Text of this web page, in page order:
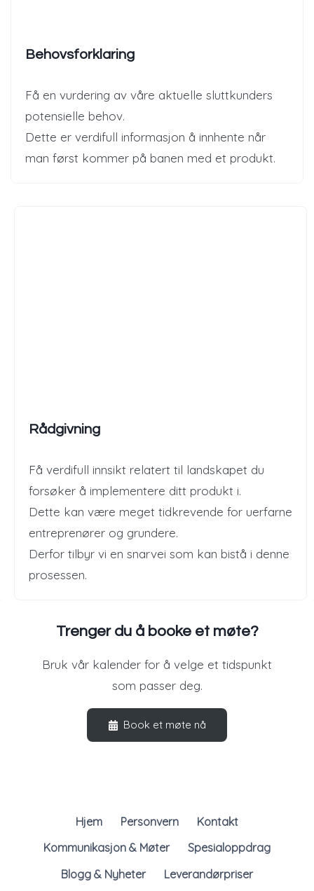
Behovsforklaring
Få en vurdering av våre aktuelle sluttkunders
potensielle behov.
Dette er verdifull informasjon å innhente når
man først kommer på banen med et produkt.
Rådgivning
Få verdifull innsikt relatert til landskapet du
forsøker å implementere ditt produkt i.
Dette kan være meget tidkrevende for uerfarne
entreprenører og grundere.
Derfor tilbyr vi en snarvei som kan bistå i denne
prosessen.
Trenger du å booke et møte?
Bruk vår kalender for å velge et tidspunkt
som passer deg.
Book et møte nå
Hjem Personvern
Kontakt
Kommunikasjon & Møter
Spesialoppdrag
Blogg & Nyheter
Leverandørpriser